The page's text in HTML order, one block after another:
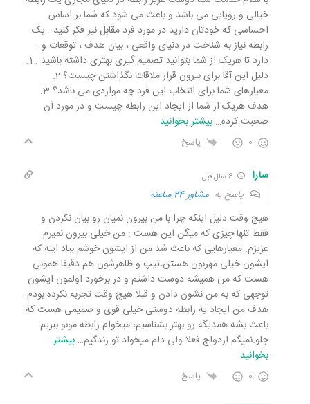
خیالی و رویایی می باشد و باعث می شود که شما بر اساس
احساسی که خودتان دارید در مورد فرد مقابل نیز فکر کنید . یک
رابطه نیاز به شناخت در دنیای واقعی ، بیان هدف ، توقعات و…
دارد تا هریک از شما بتوانید تصمیم گیری بهتری داشته باشید . 1.
دلیل این آقا برای بیرون قرار ملاقات نگذاشتن چیست؟ 2.
معیارهای شما برای انتخاب این فرد چه مواردی می باشد؟ 3.
هدف هریک از شما از ایجاد این رابطه چیست و در مورد آن
صحبت کرده… بیشتر بخوانید
0 پاسخ
سارا 6 سال قبل
پاسخ به مشاور 24 ساعته
هیچ وقت دلیل اینکه چرا با من بیرون نمیان رو بیان نکردن و
فقط تنها چیزی که میگن این هست : من خیلی بیرون نمیرم
عزیزم. معیارهایی که باعث شد من از ایشون خوشم بیاد اینه که
ایشون خیلی مهربون هستن،تیپ و ظاهرشون هم دقیقا همونی
هست که من همیشه دوست داشتم و در برخورد اولمون ایشون
توجهی که به من نشون دادن و قبلا هیچ وقت تجربه نکرده بودم.
هدف من ایجاد یه رابطه دوستی خیلی قوی و صمیمی هست که
باعث بشه همدیگه رو بهتر بشناسیم، میخوام رابطه مونو ببریم
جلو.نمیگم ازدواج فعلا ولی دلم میخواد تو زندگیم… بیشتر
بخوانید
0 پاسخ